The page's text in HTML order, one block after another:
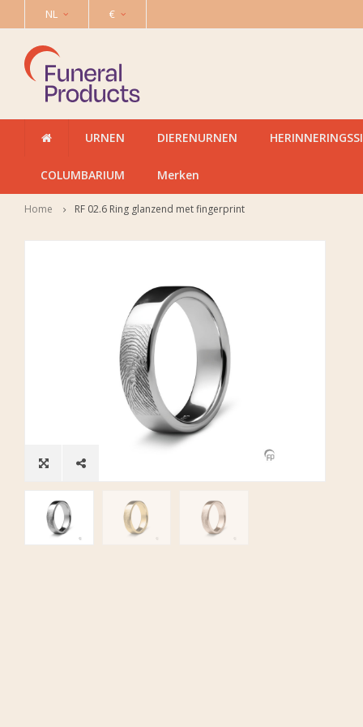
NL €
URNEN DIERENURNEN
COLUMBARIUM Merken
Home RF 02.6 Ring glanzend met fingerprint